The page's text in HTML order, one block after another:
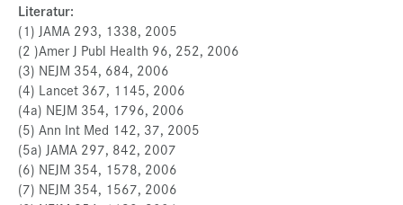
Literatur:
(1) JAMA 293, 1338, 2005
(2 )Amer J Publ Health 96, 252, 2006
(3) NEJM 354, 684, 2006
(4) Lancet 367, 1145, 2006
(4a) NEJM 354, 1796, 2006
(5) Ann Int Med 142, 37, 2005
(5a) JAMA 297, 842, 2007
(6) NEJM 354, 1578, 2006
(7) NEJM 354, 1567, 2006